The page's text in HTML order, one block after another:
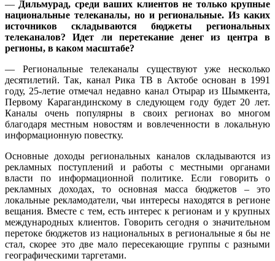
— Дильмурад, среди ваших клиентов не только крупные
национальные телеканалы, но и региональные. Из каких
источников складываются бюджеты региональных
телеканалов? Идет ли перетекание денег из центра в
регионы, в каком масштабе?
— Региональные телеканалы существуют уже несколько
десятилетий. Так, канал Рика ТВ в Актобе основан в 1991
году, 25-летие отмечал недавно канал Отырар из Шымкента,
Первому Карагандинскому в следующем году будет 20 лет.
Каналы очень популярны в своих регионах во многом
благодаря местным новостям и вовлеченности в локальную
информационную повестку.
Основные доходы региональных каналов складываются из
рекламных поступлений и работы с местными органами
власти по информационной политике. Если говорить о
рекламных доходах, то основная масса бюджетов – это
локальные рекламодатели, чьи интересы находятся в регионе
вещания. Вместе с тем, есть интерес к регионам и у крупных
международных клиентов. Говорить сегодня о значительном
перетоке бюджетов из национальных в региональные я бы не
стал, скорее это две мало пересекающие группы с разными
географическими таргетами.